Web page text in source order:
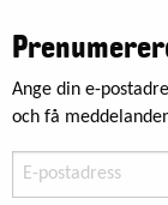
Ange din e-
och få
postadress